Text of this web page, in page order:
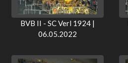
BVB II - SC Verl 1924 |
06.05.2022